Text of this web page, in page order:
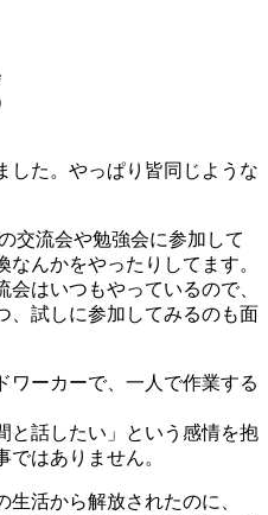
した。やっぱり皆同じような
交流会や勉強会に参加して
んかをやったりしてます。
はいつもやっているので、
、試しに参加してみるのも面
ワーカーで、一人で作業する
と話したい」という感情を抱
はありません。
活から解放されたのに、